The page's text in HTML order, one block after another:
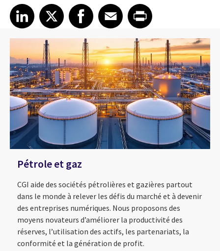
Share article on LinkedIn
LinkedIn
Share article on XShare article on Facebook
Facebook
Share article on Email
EmailShare article on Print
Pétrole et gaz
CGI aide des sociétés pétrolières et gazières partout
dans le monde à relever les défis du marché et à devenir
des entreprises numériques. Nous proposons des
moyens novateurs d’améliorer la productivité des
réserves, l’utilisation des actifs, les partenariats, la
conformité et la génération de profit.